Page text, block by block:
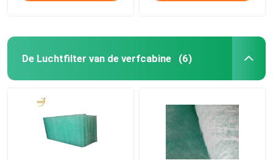
De Luchtfilter van de verfcabine (6)